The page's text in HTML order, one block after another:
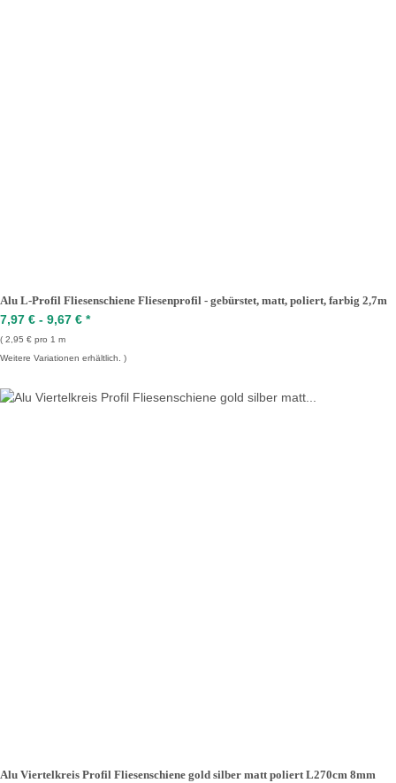
Alu L-Profil Fliesenschiene Fliesenprofil - gebürstet, matt, poliert, farbig 2,7m
7,97 € - 9,67 € *
2,95 € pro 1 m
Weitere Variationen erhältlich.
Alu Viertelkreis Profil Fliesenschiene gold silber matt poliert L270cm 8mm